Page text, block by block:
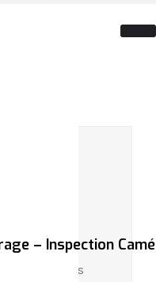
– Inspection
une
les